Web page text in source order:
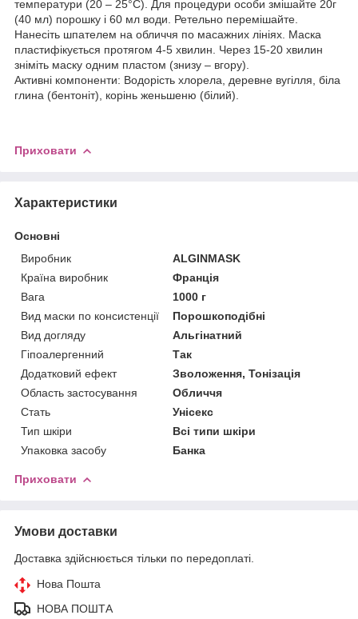
температури (20 – 25°С). Для процедури особи змішайте 20г
(40 мл) порошку і 60 мл води. Ретельно перемішайте.
Нанесіть шпателем на обличчя по масажних лініях. Маска
пластифікується протягом 4-5 хвилин. Через 15-20 хвилин
зніміть маску одним пластом (знизу – вгору).
Активні компоненти: Водорість хлорела, деревне вугілля, біла
глина (бентоніт), корінь женьшеню (білий).
Приховати
Характеристики
Основні
Виробник
ALGINMASK
Країна виробник
Франція
Вага
1000 г
Вид маски по консистенції
Порошкоподібні
Вид догляду
Альгінатний
Гіпоалергенний
Так
Додатковий ефект
Зволоження, Тонізація
Область застосування
Обличчя
Стать
Унісекс
Тип шкіри
Всі типи шкіри
Упаковка засобу
Банка
Приховати
Умови доставки
Доставка здійснюється тільки по передоплаті.
Нова Пошта
НОВА ПОШТА